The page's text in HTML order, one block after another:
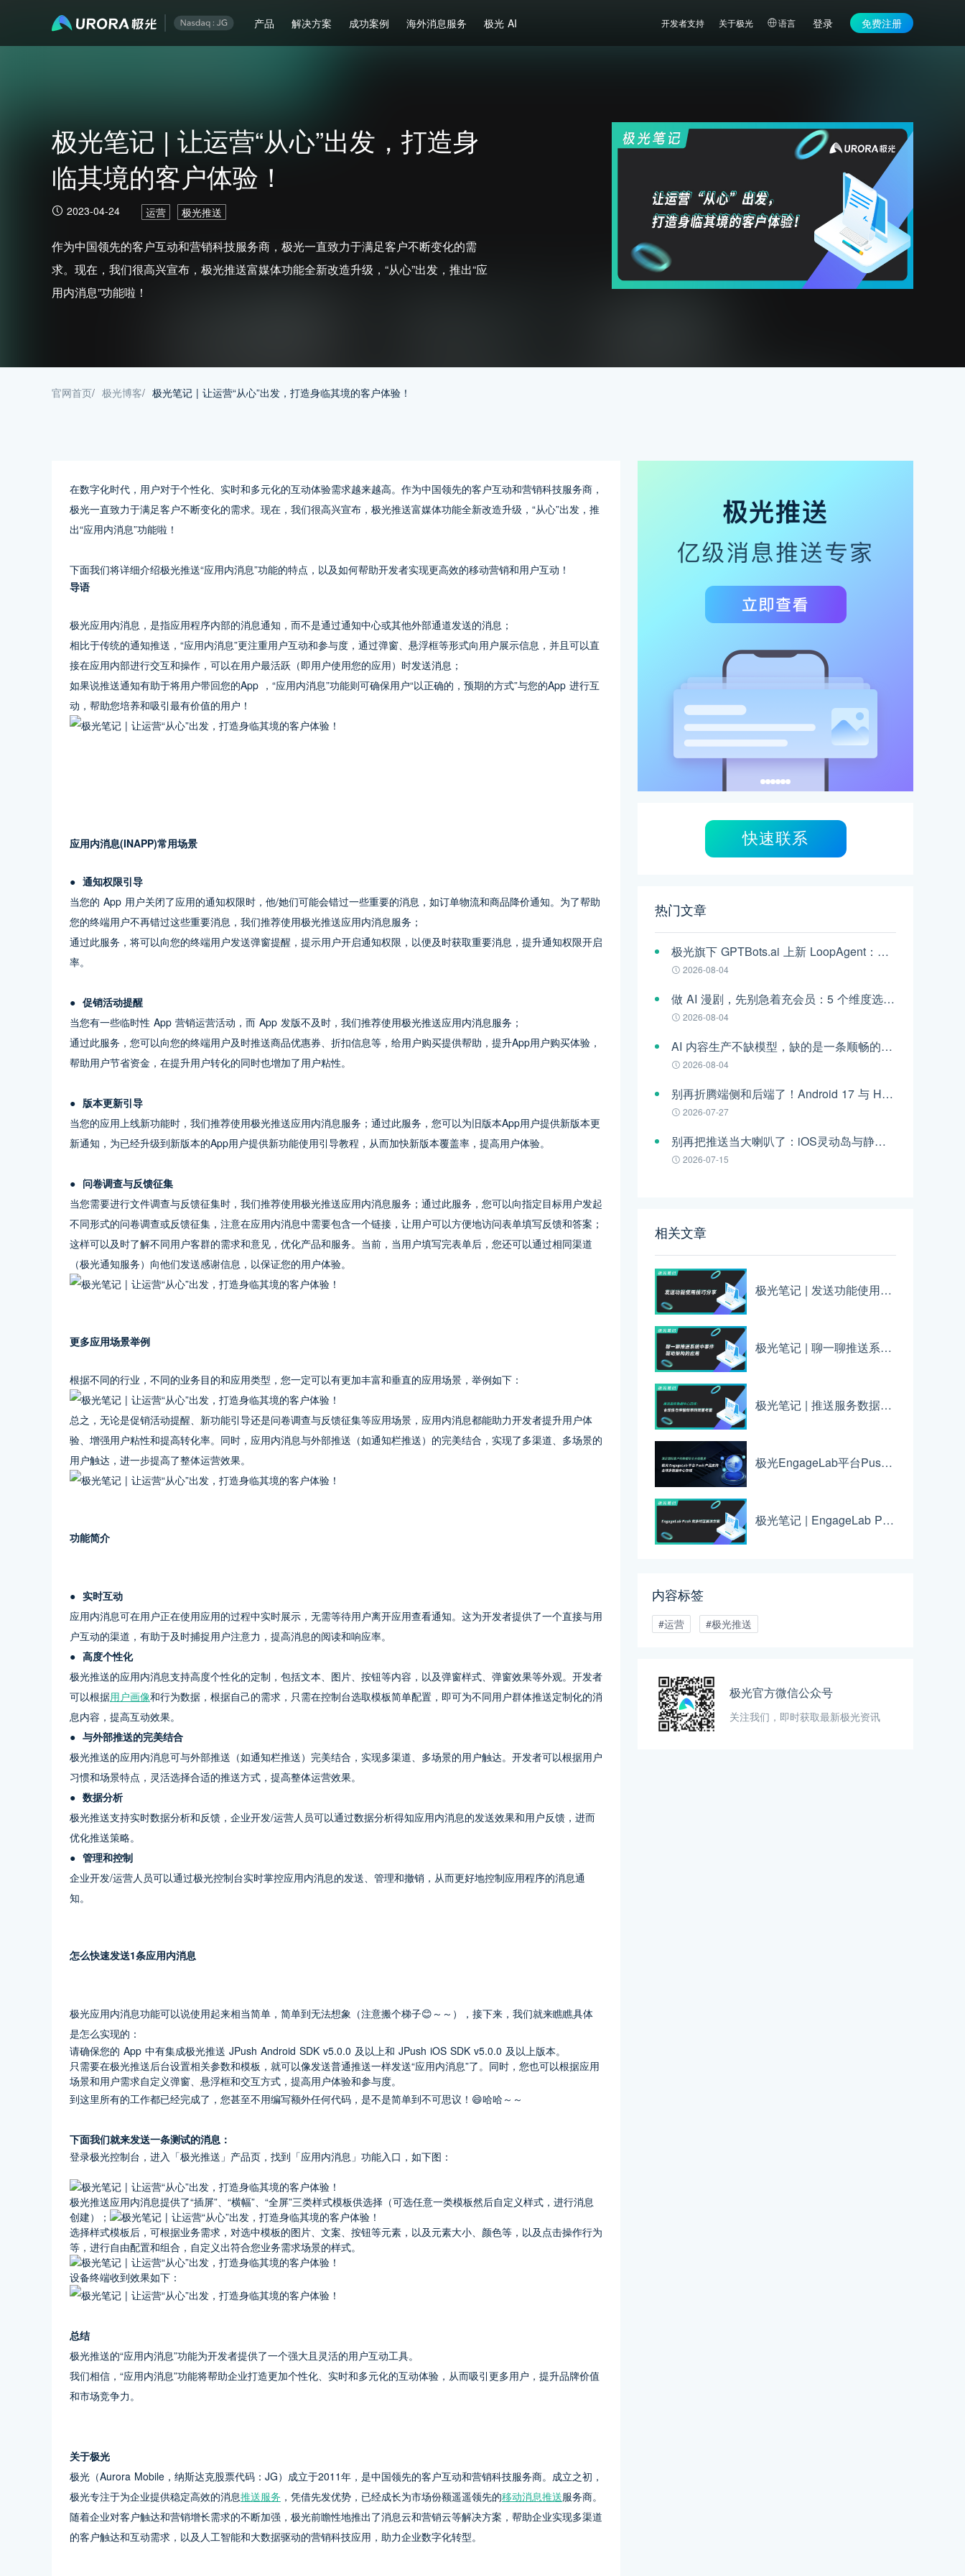
产品 解决方案 成功案例 海外消息服务 极光 AI 开发者支持 关于极光 语言 登录 免费注册
极光笔记 | 让运营“从心”出发，打造身
临其境的客户体验！
2023-04-24 运营 极光推送
作为中国领先的客户互动和营销科技服务商，极光一直致力于满足客户不断变化的需
求。现在，我们很高兴宣布，极光推送富媒体功能全新改造升级，“从心”出发，推出“应
用内消息”功能啦！
官网首页/ 极光博客/ 极光笔记 | 让运营“从心”出发，打造身临其境的客户体验！
在数字化时代，用户对于个性化、实时和多元化的互动体验需求越来越高。作为中国领先的客户互动和营销科技服务商，
极光一直致力于满足客户不断变化的需求。现在，我们很高兴宣布，极光推送富媒体功能全新改造升级，“从心”出发，推
出“应用内消息”功能啦！
下面我们将详细介绍极光推送“应用内消息”功能的特点，以及如何帮助开发者实现更高效的移动营销和用户互动！
导语
极光应用内消息，是指应用程序内部的消息通知，而不是通过通知中心或其他外部通道发送的消息；
相比于传统的通知推送，“应用内消息”更注重用户互动和参与度，通过弹窗、悬浮框等形式向用户展示信息，并且可以直
接在应用内部进行交互和操作，可以在用户最活跃（即用户使用您的应用）时发送消息；
如果说推送通知有助于将用户带回您的App ，“应用内消息”功能则可确保用户“以正确的，预期的方式”与您的App 进行互
动，帮助您培养和吸引最有价值的用户！
应用内消息(INAPP)常用场景
●  通知权限引导
当您的 App 用户关闭了应用的通知权限时，他/她们可能会错过一些重要的消息，如订单物流和商品降价通知。为了帮助
您的终端用户不再错过这些重要消息，我们推荐使用极光推送应用内消息服务；
通过此服务，将可以向您的终端用户发送弹窗提醒，提示用户开启通知权限，以便及时获取重要消息，提升通知权限开启
率。
●  促销活动提醒
当您有一些临时性 App 营销运营活动，而 App 发版不及时，我们推荐使用极光推送应用内消息服务；
通过此服务，您可以向您的终端用户及时推送商品优惠券、折扣信息等，给用户购买提供帮助，提升App用户购买体验，
帮助用户节省资金，在提升用户转化的同时也增加了用户粘性。
●  版本更新引导
当您的应用上线新功能时，我们推荐使用极光推送应用内消息服务；通过此服务，您可以为旧版本App用户提供新版本更
新通知，为已经升级到新版本的App用户提供新功能使用引导教程，从而加快新版本覆盖率，提高用户体验。
●  问卷调查与反馈征集
当您需要进行文件调查与反馈征集时，我们推荐使用极光推送应用内消息服务；通过此服务，您可以向指定目标用户发起
不同形式的问卷调查或反馈征集，注意在应用内消息中需要包含一个链接，让用户可以方便地访问表单填写反馈和答案；
这样可以及时了解不同用户客群的需求和意见，优化产品和服务。当前，当用户填写完表单后，您还可以通过相同渠道
（极光通知服务）向他们发送感谢信息，以保证您的用户体验。
更多应用场景举例
根据不同的行业，不同的业务目的和应用类型，您一定可以有更加丰富和垂直的应用场景，举例如下：
总之，无论是促销活动提醒、新功能引导还是问卷调查与反馈征集等应用场景，应用内消息都能助力开发者提升用户体
验、增强用户粘性和提高转化率。同时，应用内消息与外部推送（如通知栏推送）的完美结合，实现了多渠道、多场景的
用户触达，进一步提高了整体运营效果。
功能简介
●  实时互动
应用内消息可在用户正在使用应用的过程中实时展示，无需等待用户离开应用查看通知。这为开发者提供了一个直接与用
户互动的渠道，有助于及时捕捉用户注意力，提高消息的阅读和响应率。
●  高度个性化
极光推送的应用内消息支持高度个性化的定制，包括文本、图片、按钮等内容，以及弹窗样式、弹窗效果等外观。开发者
可以根据用户画像和行为数据，根据自己的需求，只需在控制台选取模板简单配置，即可为不同用户群体推送定制化的消
息内容，提高互动效果。
●  与外部推送的完美结合
极光推送的应用内消息可与外部推送（如通知栏推送）完美结合，实现多渠道、多场景的用户触达。开发者可以根据用户
习惯和场景特点，灵活选择合适的推送方式，提高整体运营效果。
●  数据分析
极光推送支持实时数据分析和反馈，企业开发/运营人员可以通过数据分析得知应用内消息的发送效果和用户反馈，进而
优化推送策略。
●  管理和控制
企业开发/运营人员可以通过极光控制台实时掌控应用内消息的发送、管理和撤销，从而更好地控制应用程序的消息通
知。
怎么快速发送1条应用内消息
极光应用内消息功能可以说使用起来相当简单，简单到无法想象（注意搬个梯子😊～～），接下来，我们就来瞧瞧具体
是怎么实现的：
请确保您的 App 中有集成极光推送 JPush Android SDK v5.0.0 及以上和 JPush iOS SDK v5.0.0 及以上版本。
只需要在极光推送后台设置相关参数和模板，就可以像发送普通推送一样发送“应用内消息”了。同时，您也可以根据应用
场景和用户需求自定义弹窗、悬浮框和交互方式，提高用户体验和参与度。
到这里所有的工作都已经完成了，您甚至不用编写额外任何代码，是不是简单到不可思议！😄哈哈～～
下面我们就来发送一条测试的消息：
登录极光控制台，进入「极光推送」产品页，找到「应用内消息」功能入口，如下图：
极光推送应用内消息提供了“插屏”、“横幅”、“全屏”三类样式模板供选择（可选任意一类模板然后自定义样式，进行消息
创建）；
选择样式模板后，可根据业务需求，对选中模板的图片、文案、按钮等元素，以及元素大小、颜色等，以及点击操作行为
等，进行自由配置和组合，自定义出符合您业务需求场景的样式。
设备终端收到效果如下：
总结
极光推送的“应用内消息”功能为开发者提供了一个强大且灵活的用户互动工具。
我们相信，“应用内消息”功能将帮助企业打造更加个性化、实时和多元化的互动体验，从而吸引更多用户，提升品牌价值
和市场竞争力。
关于极光
极光（Aurora Mobile，纳斯达克股票代码：JG）成立于2011年，是中国领先的客户互动和营销科技服务商。成立之初，
极光专注于为企业提供稳定高效的消息推送服务 ，凭借先发优势，已经成长为市场份额遥遥领先的移动消息推送服务商。
随着企业对客户触达和营销增长需求的不断加强，极光前瞻性地推出了消息云和营销云等解决方案，帮助企业实现多渠道
的客户触达和互动需求，以及人工智能和大数据驱动的营销科技应用，助力企业数字化转型。
快速联系
热门文章
极光旗下 GPTBots.ai 上新 LoopAgent：复杂任务，交给 AI 一口气跑完
2026-08-04
做 AI 漫剧，先别急着充会员：5 个维度选对视频模型
2026-08-04
AI 内容生产不缺模型，缺的是一条顺畅的工作流
2026-08-04
别再折腾端侧和后端了！Android 17 与 HarmonyOS 6 时代的跨平台推送指南
2026-07-27
别再把推送当大喇叭了：iOS灵动岛与静默通知，正在重构App的留存法则
2026-07-15
相关文章
极光笔记 | 发送功能使用技巧分享
极光笔记 | 聊一聊推送系统中事件驱动架构的应用
极光笔记 | 推送服务数据中心选择：合规性与传输效率的双重考量
极光EngageLab平台Push产品支持全球多数据中心存储
极光笔记 | EngageLab Push的多时区解决方案
内容标签
#运营 #极光推送
极光官方微信公众号
关注我们，即时获取最新极光资讯